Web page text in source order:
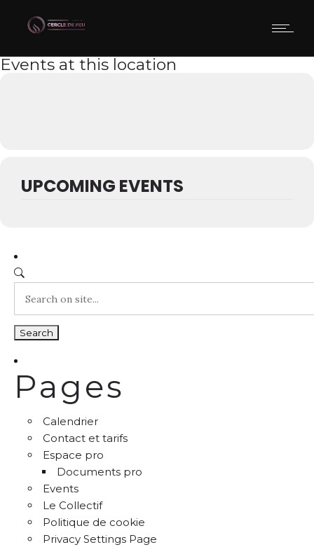
Events at this location
UPCOMING EVENTS
Pages
Calendrier
Contact et tarifs
Espace pro
Documents pro
Events
Le Collectif
Politique de cookie
Privacy Settings Page